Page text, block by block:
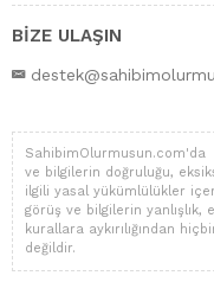
BİZE ULAŞIN
SahibimOlurmusun.com'da
ve bilgilerin doğruluğu,
ilgili yasal yükümlülükler
görüş ve bilgilerin yanlışlık,
kurallara aykırılığından
değildir.